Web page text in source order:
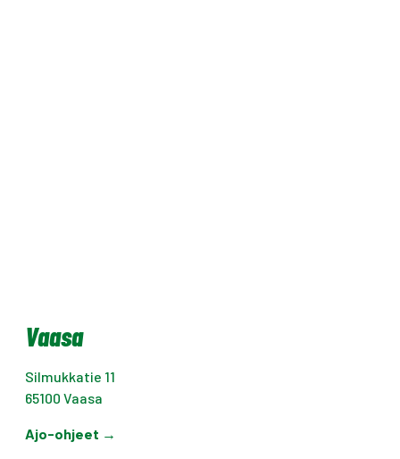
Vaasa
Silmukkatie 11
65100 Vaasa
Ajo-ohjeet →